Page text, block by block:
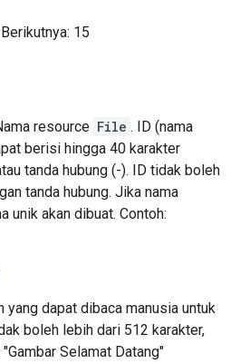
15
resource File . ID (nama
berisi hingga 40 karakter
tanda hubung (-). ID tidak boleh
tanda hubung. Jika nama
unik akan dibuat. Contoh:
yang dapat dibaca manusia untuk
boleh lebih dari 512 karakter,
Selamat Datang"